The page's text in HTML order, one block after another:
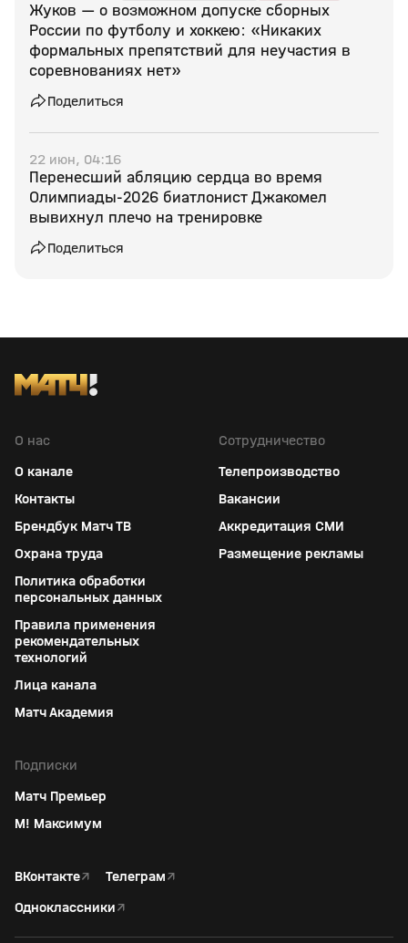
Жуков — о возможном допуске сборных
России по футболу и хоккею: «Никаких
формальных препятствий для неучастия в
соревнованиях нет»
Поделиться
22 июн, 04:16
Перенесший абляцию сердца во время
Олимпиады‑2026 биатлонист Джакомел
вывихнул плечо на тренировке
Поделиться
О нас
О канале
Контакты
Брендбук Матч ТВ
Охрана труда
Политика обработки
персональных данных
Правила применения
рекомендательных
технологий
Лица канала
Матч Академия
Сотрудничество
Телепроизводство
Вакансии
Аккредитация СМИ
Размещение рекламы
Подписки
Матч Премьер
М! Максимум
ВКонтакте↗ Телеграм↗
Одноклассники↗